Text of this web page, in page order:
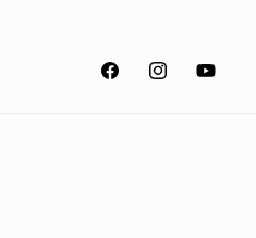
FacebookInstagramYouTube